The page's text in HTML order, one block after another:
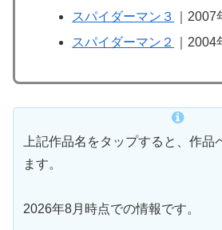
スパイダーマン３
｜2007
スパイダーマン２
｜2004
上記作品名をタップすると、作品
ます。
2026年8月時点での情報です。